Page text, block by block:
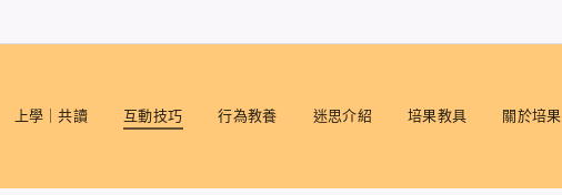
上學｜共讀 互動技巧 行為教養 迷思介紹 培果教具 關於培果